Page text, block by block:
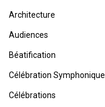
Architecture
Audiences
Béatification
Célébration Symphonique
Célébrations